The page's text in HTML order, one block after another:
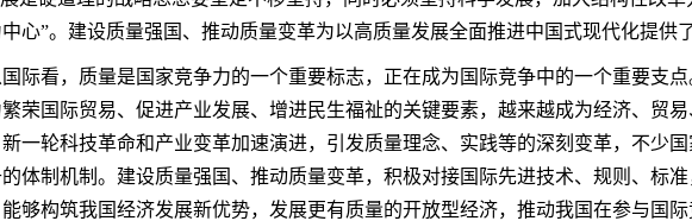
心”。建设质量强国、推动质量变革为以高质量发展全面推进中国式现代化提供
国际看，质量是国家竞争力的一个重要标志，正在成为国际竞争中的一个重要支
荣国际贸易、促进产业发展、增进民生福祉的关键要素，越来越成为经济、贸易
新一轮科技革命和产业变革加速演进，引发质量理念、实践等的深刻变革，不少
体制机制。建设质量强国、推动质量变革，积极对接国际先进技术、规则、标
够构筑我国经济发展新优势，发展更有质量的开放型经济，推动我国在参与国际